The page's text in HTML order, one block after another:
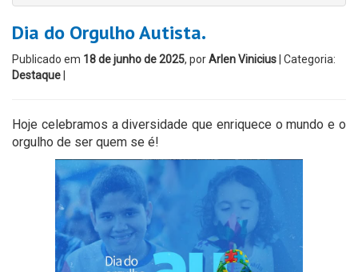
Dia do Orgulho Autista.
Publicado em 18 de junho de 2025, porArlen Vinicius | Categoria:
Destaque
Hoje celebramos a diversidade que enriquece o mundo e o
orgulho de ser quem se é!